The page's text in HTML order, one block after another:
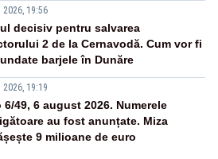
2026, 19:56
decisiv pentru salvarea
2 de la Cernavodă. Cum vor fi
barjele în Dunăre
2026, 19:19
6/49, 6 august 2026. Numerele
au fost anunțate. Miza
9 milioane de euro